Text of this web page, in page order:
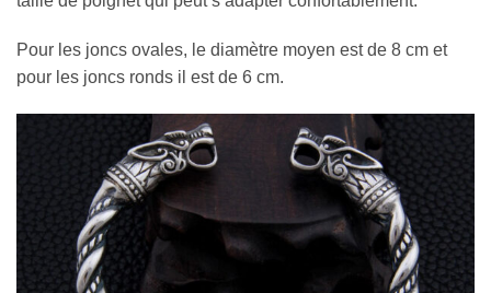
Pour les joncs ovales, le diamètre moyen est de 8 cm et
pour les joncs ronds il est de 6 cm.